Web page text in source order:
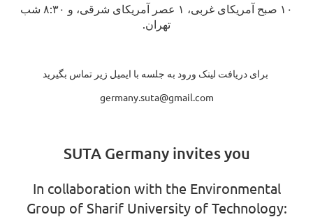
۱۰ صبح آمریکای غربی، ۱ عصر آمریکای شرقی، و ۸:۳۰ شب
تهران.
برای دریافت لینک ورود به جلسه با ایمیل زیر تماس بگیرید
germany.suta@gmail.com
SUTA Germany invites you
In collaboration with the Environmental
Group of Sharif University of Technology: